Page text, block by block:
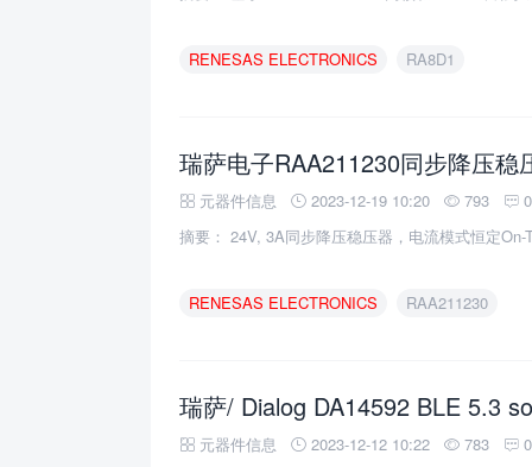
RENESAS ELECTRONICS RA8D1
元器件信息 2023-12-19 10:20 793
摘要： 24V, 3A同步降压稳压器，电流模式恒定On-
RENESAS ELECTRONICS RAA211230
元器件信息 2023-12-12 10:22 783